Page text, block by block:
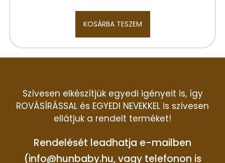
KOSÁRBA TESZEM
Szívesen elkészítjük egyedi igényeit is, így
ROVÁSÍRÁSSAL és EGYEDI NEVEKKEL is szívesen
ellátjuk a rendelt terméket!
Rendelését leadhatja e-mailben
(info@hunbaby.hu, vagy telefonon is